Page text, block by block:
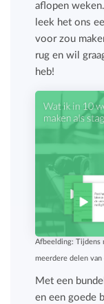
aflopen
leek het ons
voor zou
rug en wil
heb!
Afbeelding: Tijdens
meerdere delen van
Met een
en een goede